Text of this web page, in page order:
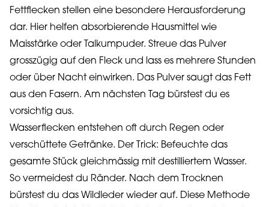
Fettflecken stellen eine besondere Herausforderung
dar. Hier helfen absorbierende Hausmittel wie
Maisstärke oder Talkumpuder. Streue das Pulver
grosszügig auf den Fleck und lass es mehrere Stunden
oder über Nacht einwirken. Das Pulver saugt das Fett
aus den Fasern. Am nächsten Tag bürstest du es
vorsichtig aus.
Wasserflecken entstehen oft durch Regen oder
verschüttete Getränke. Der Trick: Befeuchte das
gesamte Stück gleichmässig mit destilliertem Wasser.
So vermeidest du Ränder. Nach dem Trocknen
bürstest du das Wildleder wieder auf. Diese Methode